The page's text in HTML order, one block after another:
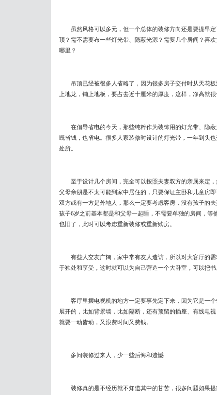
虽然风格可以多元，但一个总体的装修方向还是要提早定
顶？需不需要布一些灯光带、隐蔽光源？需要几个房间？喜
哪里？
吊顶已经被很多人省略了，因为很多房子交付时从天花板
上地龙，铺上地板，要占去近十厘米的厚度，这样，净高就
在倡导省电的今天，那些纯粹作为装饰用的灯光带、隐蔽
既省钱，也省电。很多人家装修时设计的灯光带，一年到头
处所。
至于设计几个房间，完全可以按照夫妻双方的亲属来定，
父母亲朋是不太可能到家中居住的，只要保证主卧和儿童房
双方或有一方是外地人，那么一定要考虑客房，没有孩子的
孩子6岁之前基本都是和父母一起睡，不需要单独的房间，等
也旧了，此时可以考虑重新装修或重新购房。
有些人交友广阔，家中常有友人造访，所以对大客厅的需
于独处和享受，这时就可以为自己营造一个大卧室，可以把
客厅里摆电视机的地方一定要事先定下来，因为它是一个
展开的，比如背景墙，比如隔断，还有预留的插座、有线电
就要一动皆动，又浪费时间又费钱。
多问装修过来人，少一些后悔和遗憾
装修真的是不经历就不知道其中的甘苦，很多问题如果提